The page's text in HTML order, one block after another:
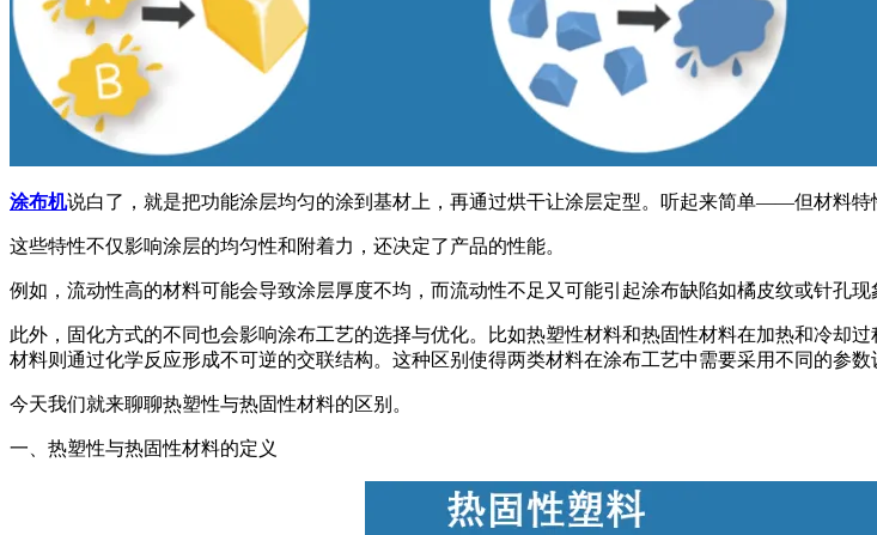
涂布机说白了，就是把功能涂层均匀的涂到基材上，再通过烘干让涂层定型。听起来简单——但材料特
这些特性不仅影响涂层的均匀性和附着力，还决定了产品的性能。
例如，流动性高的材料可能会导致涂层厚度不均，而流动性不足又可能引起涂布缺陷如橘皮纹或针孔现
此外，固化方式的不同也会影响涂布工艺的选择与优化。比如热塑性材料和热固性材料在加热和冷却
材料则通过化学反应形成不可逆的交联结构。这种区别使得两类材料在涂布工艺中需要采用不同的参数
今天我们就来聊聊热塑性与热固性材料的区别。
一、热塑性与热固性材料的定义